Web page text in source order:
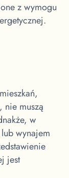
z wymogu
nie muszą
w
wynajem
jest